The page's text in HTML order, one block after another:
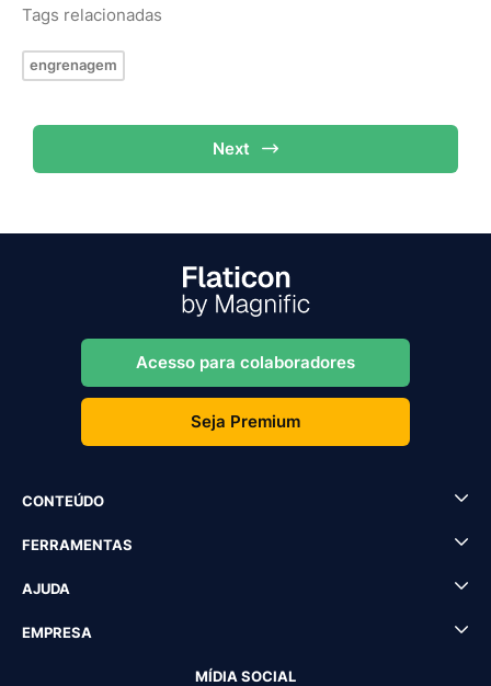
Tags relacionadas
engrenagem
Next
Acesso para colaboradores
Seja Premium
CONTEÚDO
FERRAMENTAS
AJUDA
EMPRESA
MÍDIA SOCIAL